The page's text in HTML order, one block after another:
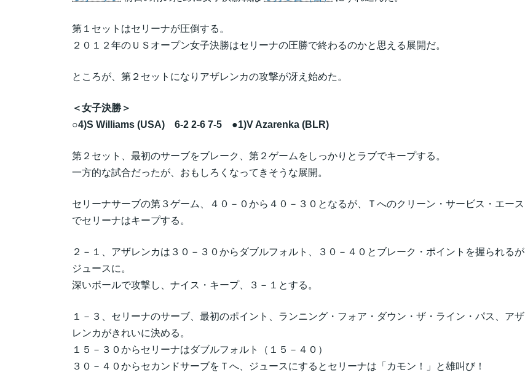
第１セットはセリーナが圧倒する。
２０１２年のＵＳオープン女子決勝はセリーナの圧勝で終わるのかと思える展開だ。
ところが、第２セットになりアザレンカの攻撃が冴え始めた。
＜女子決勝＞
○4)S Williams (USA) 6-2 2-6 7-5 ●1)V Azarenka (BLR)
第２セット、最初のサーブをブレーク、第２ゲームをしっかりとラブでキープする。
一方的な試合だったが、おもしろくなってきそうな展開。
セリーナサーブの第３ゲーム、４０－０から４０－３０となるが、Ｔへのクリーン・サービス・エース
でセリーナはキープする。
２－１、アザレンカは３０－３０からダブルフォルト、３０－４０とブレーク・ポイントを握られるが
ジュースに。
深いボールで攻撃し、ナイス・キープ、３－１とする。
１－３、セリーナのサーブ、最初のポイント、ランニング・フォア・ダウン・ザ・ライン・パス、アザ
レンカがきれいに決める。
１５－３０からセリーナはダブルフォルト（１５－４０）
３０－４０からセカンドサーブをＴへ、ジュースにするとセリーナは「カモン！」と雄叫び！